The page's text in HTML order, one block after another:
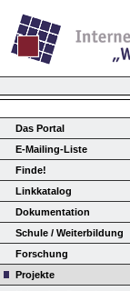
Das Portal
E-Mailing-Liste
Finde!
Linkkatalog
Dokumentation
Schule / Weiterbildung
Forschung
Projekte